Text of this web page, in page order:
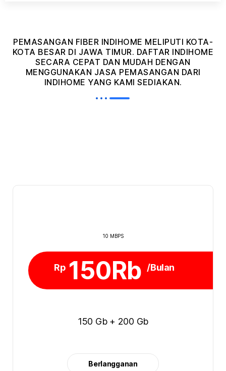
PEMASANGAN FIBER INDIHOME MELIPUTI KOTA-
KOTA BESAR DI JAWA TIMUR. DAFTAR INDIHOME
SECARA CEPAT DAN MUDAH DENGAN
MENGGUNAKAN JASA PEMASANGAN DARI
INDIHOME YANG KAMI SEDIAKAN.
10 MBPS
Rp 150Rb /Bulan
150 Gb + 200 Gb
Berlangganan